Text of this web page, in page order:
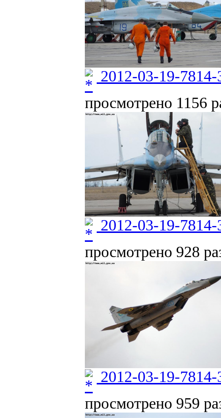
2012-03-19-
просмотрено 1156
2012-03-19-
просмотрено 928
2012-03-19-
просмотрено 959